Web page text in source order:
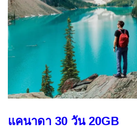
แคนาดา 30 วัน 20GB